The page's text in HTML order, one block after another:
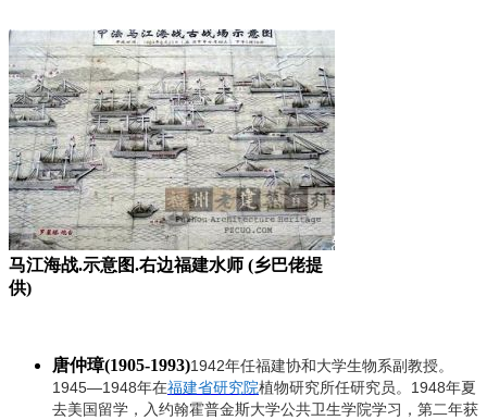
马江海战.示意图.右边福建水师 (乡巴佬提
供)
唐仲璋(1905-1993)1942年任福建协和大学生物系副教授。
1945—1948年在福建省研究院植物研究所任研究员。 1948年夏
去美国留学，入约翰霍普金斯大学公共卫生学院学习，第二年获